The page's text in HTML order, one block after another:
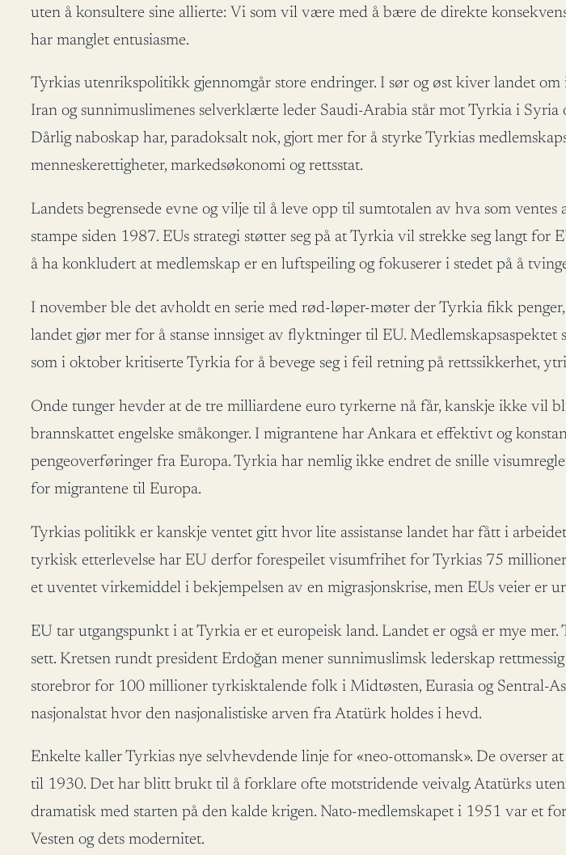
uten å konsultere sine allierte: Vi som vil være med å bære de direkte
har manglet entusiasme.
Tyrkias utenrikspolitikk gjennomgår store endringer. I sør og øst kiver landet
Iran og sunnimuslimenes selverklærte leder Saudi-Arabia står mot Tyrkia i
Dårlig naboskap har, paradoksalt nok, gjort mer for å styrke Tyrkias
menneskerettigheter, markedsøkonomi og rettsstat.
Landets begrensede evne og vilje til å leve opp til sumtotalen av hva som
stampe siden 1987. EUs strategi støtter seg på at Tyrkia vil strekke seg langt
å ha konkludert at medlemskap er en luftspeiling og fokuserer i stedet på å
I november ble det avholdt en serie med rød-løper-møter der Tyrkia fikk
landet gjør mer for å stanse innsiget av flyktninger til EU.
som i oktober kritiserte Tyrkia for å bevege seg i feil retning på rettssikkerhet,
Onde tunger hevder at de tre milliardene euro tyrkerne nå får, kanskje ikke vil
brannskattet engelske småkonger. I migrantene har Ankara et effektivt og
pengeoverføringer fra Europa. Tyrkia har nemlig ikke endret de snille
for migrantene til Europa.
Tyrkias politikk er kanskje ventet gitt hvor lite assistanse landet har fått i
tyrkisk etterlevelse har EU derfor forespeilet visumfrihet for Tyrkias 75
et uventet virkemiddel i bekjempelsen av en migrasjonskrise, men EUs veier er
EU tar utgangspunkt i at Tyrkia er et europeisk land. Landet er også er mye
sett. Kretsen rundt president Erdoğan mener sunnimuslimsk lederskap
storebror for 100 millioner tyrkisktalende folk i Midtøsten, Eurasia og Sentral-
nasjonalstat hvor den nasjonalistiske arven fra Atatürk holdes i hevd.
Enkelte kaller Tyrkias nye selvhevdende linje for «neo-ottomansk». De
til 1930. Det har blitt brukt til å forklare ofte motstridende veivalg. Atatürks
dramatisk med starten på den kalde krigen. Nato-medlemskapet i 1951 var et
Vesten og dets modernitet.